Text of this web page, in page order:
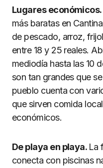
Lugares económicos.
más baratas en
de pescado, arroz,
entre 18 y 25 reales.
mediodía hasta las 10
son tan grandes que
pueblo cuenta con
que sirven comida
económicos.
De playa en playa. La
conecta con piscinas